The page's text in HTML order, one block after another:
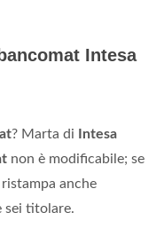
Intesa
? Marta di
Intesa
non è modificabile; se
anche
sei titolare.